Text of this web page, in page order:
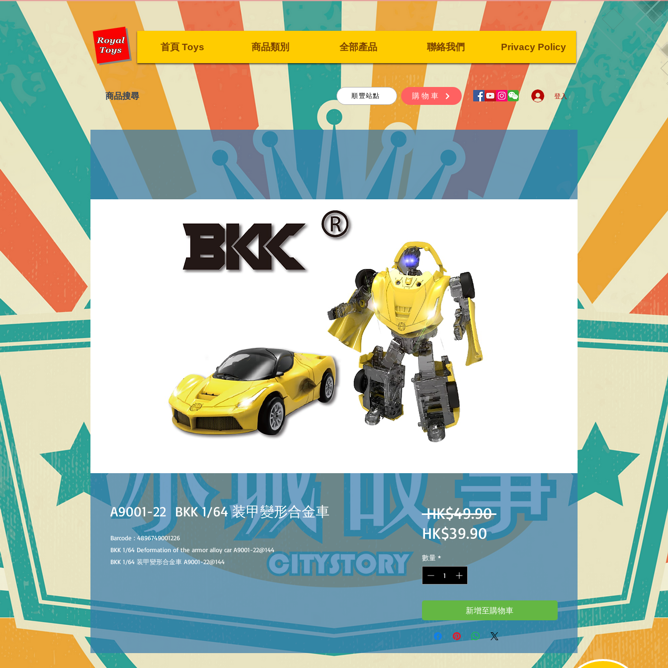
首頁 Toys 商品類別 全部產品 聯絡我們 Privacy Policy
​商品搜尋 順豐站點 購物車 登入
A9001-22 BKK 1/64 装甲變形合金車
Barcode : 4896749001226
BKK 1/64 Deformation of the armor alloy car A9001-22@144
BKK 1/64 装甲變形合金車 A9001-22@144
HK$49.90 一
般
價
HK$39.90促
銷
格
數量 *
新增至購物車